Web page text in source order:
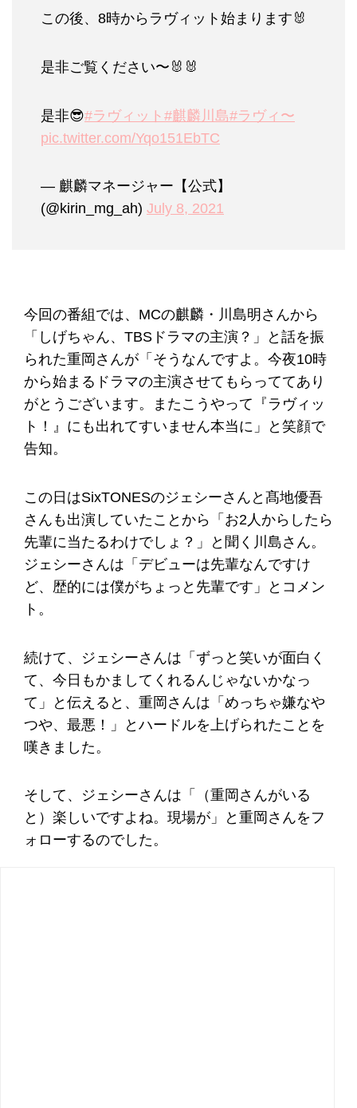
この後、8時からラヴィット始まります🐰
是非ご覧ください〜🐰🐰
是非😎#ラヴィット #麒麟川島#ラヴィ〜
pic.twitter.com/Yqo151EbTC
— 麒麟マネージャー【公式】
(@kirin_mg_ah) July 8, 2021
今回の番組では、MCの麒麟・川島明さんから
「しげちゃん、TBSドラマの主演？」と話を振
られた重岡さんが「そうなんですよ。今夜10時
から始まるドラマの主演させてもらっててあり
がとうございます。またこうやって『ラヴィッ
ト！』にも出れてすいません本当に」と笑顔で
告知。
この日はSixTONESのジェシーさんと髙地優吾
さんも出演していたことから「お2人からしたら
先輩に当たるわけでしょ？」と聞く川島さん。
ジェシーさんは「デビューは先輩なんですけ
ど、歴的には僕がちょっと先輩です」とコメン
ト。
続けて、ジェシーさんは「ずっと笑いが面白く
て、今日もかましてくれるんじゃないかなっ
て」と伝えると、重岡さんは「めっちゃ嫌なや
つや、最悪！」とハードルを上げられたことを
嘆きました。
そして、ジェシーさんは「（重岡さんがいる
と）楽しいですよね。現場が」と重岡さんをフ
ォローするのでした。